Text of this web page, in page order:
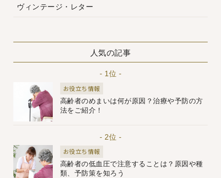
ヴィンテージ・レター
人気の記事
- 1位 -
お役立ち情報
高齢者のめまいは何が原因？治療や予防の方
法をご紹介！
- 2位 -
お役立ち情報
高齢者の低血圧で注意することは？原因や種
類、予防策を知ろう